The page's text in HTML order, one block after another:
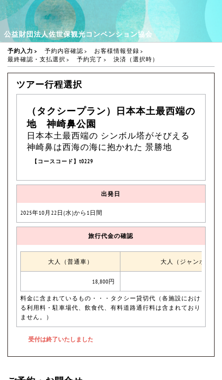
公益財団法人佐世保観光コンベンション協会
予約入力 予約内容確認
お客様情報登録
最終確認・支払選択
予約完了 決済（選択時）
ツアー行程選択
（タクシープラン）日本本土最西端の
地 神崎鼻公園
日本本土最西端の シンボル塔がそびえる
神崎鼻は西海の海に抱かれた 景勝地
【コースコード】t0229
出発日
2025年10月22日(水)から1日間
旅行代金の確認
大人（普通車） 大人（ジャンボタク
18,800円
料金に含まれているもの・・・タクシー貸切代（各施設におけ
る利用料・駐車場代、飲食代、有料道路通行料は含まれており
ません。）